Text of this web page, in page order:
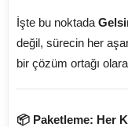
İşte bu noktada
değil, sürecin her
bir çözüm ortağı
📦 Paketleme: Her